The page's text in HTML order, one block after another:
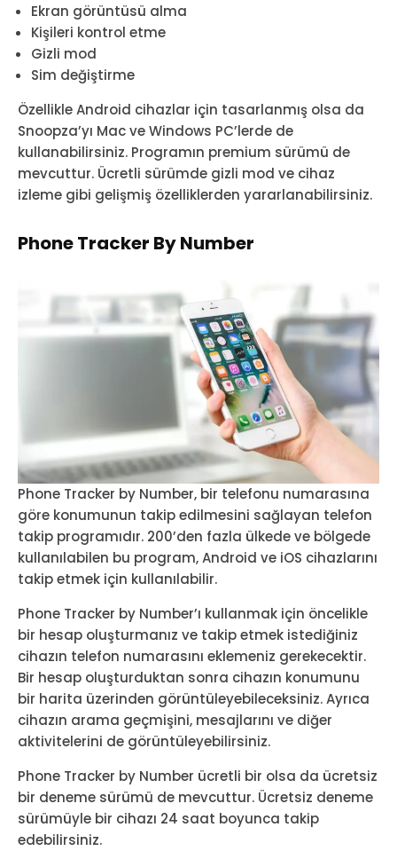
Ekran görüntüsü alma
Kişileri kontrol etme
Gizli mod
Sim değiştirme
Özellikle Android cihazlar için tasarlanmış olsa da
Snoopza’yı Mac ve Windows PC’lerde de
kullanabilirsiniz. Programın premium sürümü de
mevcuttur. Ücretli sürümde gizli mod ve cihaz
izleme gibi gelişmiş özelliklerden yararlanabilirsiniz.
Phone Tracker By Number
Phone Tracker by Number, bir telefonu numarasına
göre konumunun takip edilmesini sağlayan telefon
takip programıdır. 200’den fazla ülkede ve bölgede
kullanılabilen bu program, Android ve iOS cihazlarını
takip etmek için kullanılabilir.
Phone Tracker by Number’ı kullanmak için öncelikle
bir hesap oluşturmanız ve takip etmek istediğiniz
cihazın telefon numarasını eklemeniz gerekecektir.
Bir hesap oluşturduktan sonra cihazın konumunu
bir harita üzerinden görüntüleyebileceksiniz. Ayrıca
cihazın arama geçmişini, mesajlarını ve diğer
aktivitelerini de görüntüleyebilirsiniz.
Phone Tracker by Number ücretli bir olsa da ücretsiz
bir deneme sürümü de mevcuttur. Ücretsiz deneme
sürümüyle bir cihazı 24 saat boyunca takip
edebilirsiniz.